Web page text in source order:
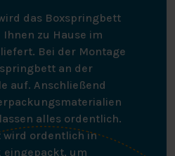
das Boxspringbett
zu Hause im
Bei der Montage
an der
auf. Anschließend
alles ordentlich.
wird ordentlich in
eingepackt, um